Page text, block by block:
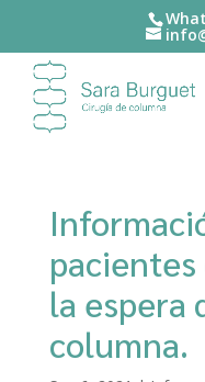
pacientes
la espera
columna.